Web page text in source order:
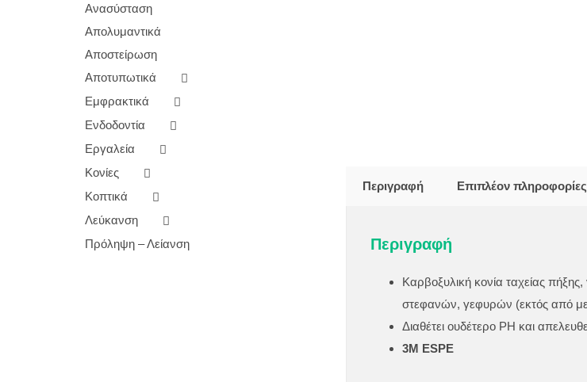
Περιγραφή Επιπλέον πληροφορίες
Περιγραφή
Καρβοξυλική κονία ταχείας
στεφανών, γεφυρών (εκτός από
Διαθέτει ουδέτερο ΡΗ και
3M ESPE
Ανασύσταση
Απολυμαντικά
Αποστείρωση
Αποτυπωτικά
Εμφρακτικά
Ενδοδοντία
Εργαλεία
Κονίες
Κοπτικά
Λεύκανση
Πρόληψη – Λείανση